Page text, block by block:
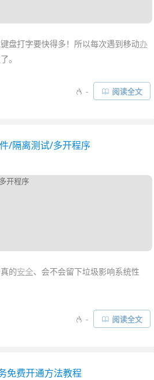
盘打字要快得多！所以每次遇到移动办
了。
法 (Remoboard) 是一款颇有创意的效率
让手机输入文字更快更高效，在某些场
- 阅读全文
/隔离测试/多开程序
的安全、会不会留下垃圾影响系统性
安装多个不同操作系统，并在里
够轻便。而
或叫沙盘工具则是
- 阅读全文
免费开通方法教程